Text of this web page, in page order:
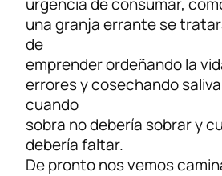
una granja errante se
de
emprender ordeñando la
errores y cosechando
cuando
sobra no debería sobrar y
debería faltar.
De pronto nos vemos